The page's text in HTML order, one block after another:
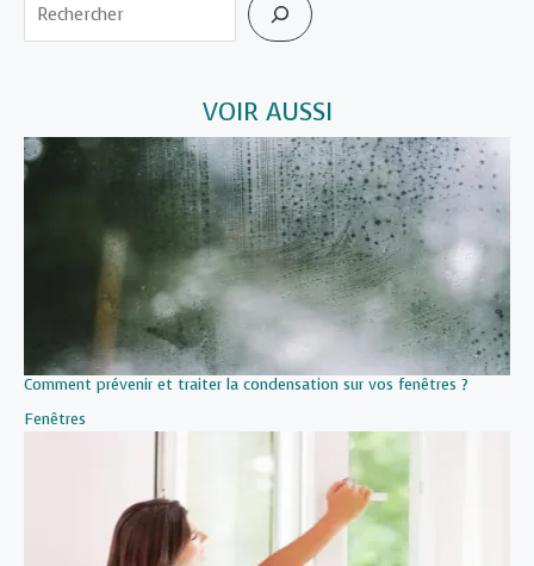
VOIR AUSSI
Comment prévenir et traiter la condensation sur vos fenêtres ?
Par rapport à
Fenêtres